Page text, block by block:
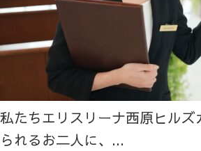
私たちエリスリーナ西原ヒル
られるお二人に、...